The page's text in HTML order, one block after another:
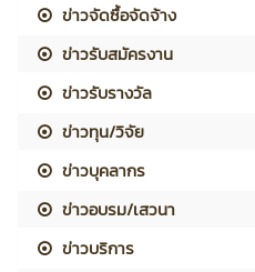
ข่าวจัดซื้อจัดจ้าง
ข่าวรับสมัครงาน
ข่าวรับรางวัล
ข่าวทุน/วิจัย
ข่าวบุคลากร
ข่าวอบรม/เสวนา
ข่าวบริการ